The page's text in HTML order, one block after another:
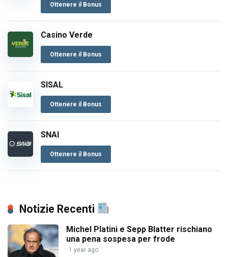
Ottenere il Bonus
Casino Verde
Ottenere il Bonus
SISAL
Ottenere il Bonus
SNAI
Ottenere il Bonus
Notizie Recenti
Michel Platini e Sepp Blatter rischiano
una pena sospesa per frode
1 year ago